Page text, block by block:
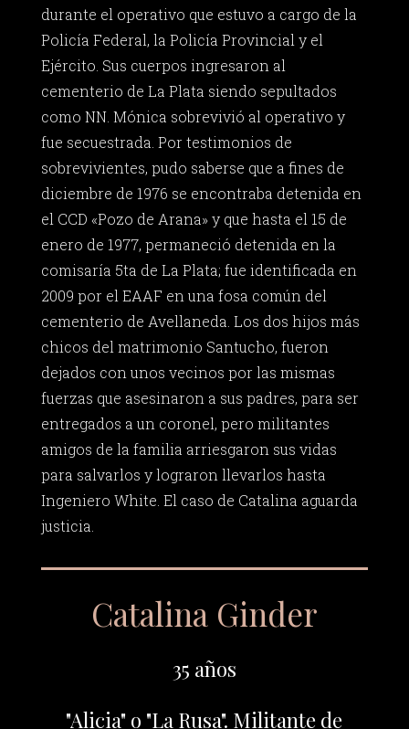
durante el operativo que estuvo a cargo de la
Policía Federal, la Policía Provincial y el
Ejército. Sus cuerpos ingresaron al
cementerio de La Plata siendo sepultados
como NN. Mónica sobrevivió al operativo y
fue secuestrada. Por testimonios de
sobrevivientes, pudo saberse que a fines de
diciembre de 1976 se encontraba detenida en
el CCD «Pozo de Arana» y que hasta el 15 de
enero de 1977, permaneció detenida en la
comisaría 5ta de La Plata; fue identificada en
2009 por el EAAF en una fosa común del
cementerio de Avellaneda. Los dos hijos más
chicos del matrimonio Santucho, fueron
dejados con unos vecinos por las mismas
fuerzas que asesinaron a sus padres, para ser
entregados a un coronel, pero militantes
amigos de la familia arriesgaron sus vidas
para salvarlos y lograron llevarlos hasta
Ingeniero White. El caso de Catalina aguarda
justicia.
Catalina Ginder
35 años
"Alicia" o "La Rusa". Militante de